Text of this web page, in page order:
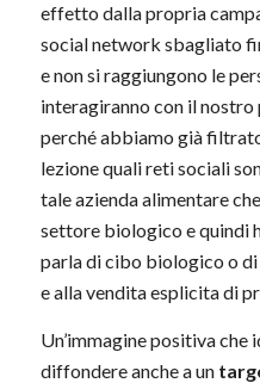
effetto dalla propria
social network sbagliato
e non si raggiungono le
interagiranno con il
perché abbiamo già
lezione quali reti sociali
tale azienda alimentare
settore biologico e quindi
parla di cibo biologico o di
e alla vendita esplicita di
Un’immagine positiva che
diffondere anche a un